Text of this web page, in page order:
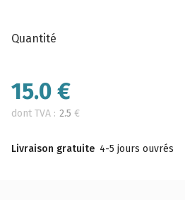
Quantité
15.0 €
dont TVA : 2.5 €
Livraison gratuite 4-5 jours ouvrés